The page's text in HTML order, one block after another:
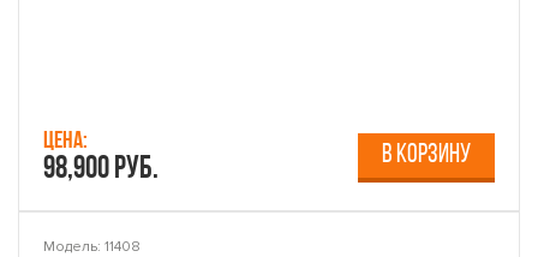
Цена:
98,900 руб. В КОРЗИНУ
Модель: 11408